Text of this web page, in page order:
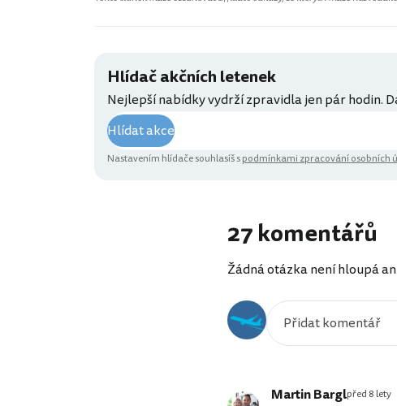
Hlídač akčních letenek
Nejlepší nabídky vydrží zpravidla jen pár hodin.
Hlídat akce
Nastavením hlídače souhlasíš spodmínkami zpracování osobních
27 komentářů
Žádná otázka není hloupá
Martin Barglpřed 8 lety